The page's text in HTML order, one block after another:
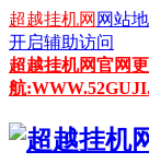
超越挂机网 网站
开启辅助访问
超越挂机网官网
航